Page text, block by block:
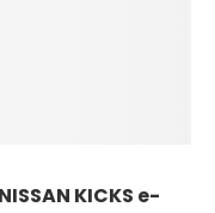
KICKS e-